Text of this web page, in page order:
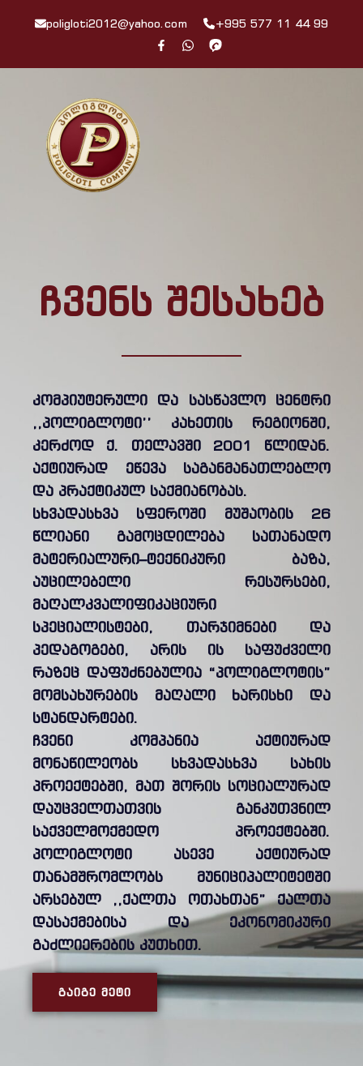
poligloti2012@yahoo.com +995 577 11 44 99
ჩვენს შესახებ
კომპიუტერული და სასწავლო ცენტრი
,,პოლიგლოტი’’ კახეთის რეგიონში,
კერძოდ ქ. თელავში 2001 წლიდან.
აქტიურად ეწევა საგანმანათლებლო
და პრაქტიკულ საქმიანობას.
სხვადასხვა სფეროში მუშაობის 26
წლიანი გამოცდილება სათანადო
მატერიალური–ტექნიკური ბაზა,
აუცილებელი რესურსები,
მაღალკვალიფიკაციური
სპეციალისტები, თარჯიმნები და
პედაგოგები, არის ის საფუძველი
რაზეც დაფუძნებულია “პოლიგლოტის”
მომსახურების მაღალი ხარისხი და
სტანდარტები.
ჩვენი კომპანია აქტიურად
მონაწილეობს სხვადასხვა სახის
პროექტებში, მათ შორის სოციალურად
დაუცველთათვის განკუთვნილ
საქველმოქმედო პროექტებში.
პოლიგლოტი ასევე აქტიურად
თანამშრომლობს მუნიციპალიტეტში
არსებულ ,,ქალთა ოთახთან” ქალთა
დასაქმებისა და ეკონომიკური
გაძლიერების კუთხით.
ᲒᲐᲘᲒᲔ ᲛᲔᲢᲘ